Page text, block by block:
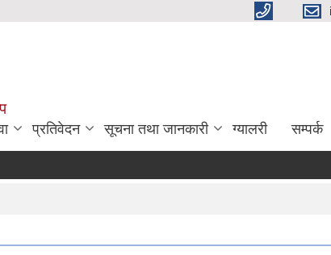
प्रतिवेदन सूचना तथा जानकारी ग्यालरी सम्पर्क